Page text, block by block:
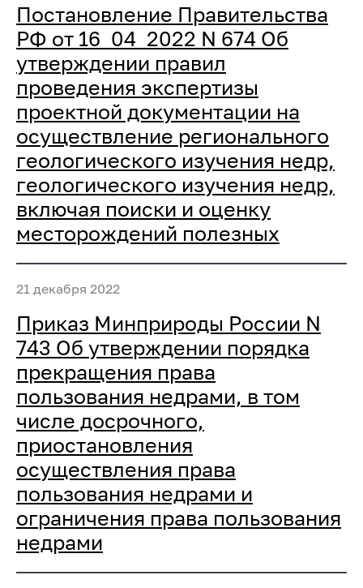
Постановление Правительства
РФ от 16_04_2022 N 674 Об
утверждении правил
проведения экспертизы
проектной документации на
осуществление регионального
геологического изучения недр,
геологического изучения недр,
включая поиски и оценку
месторождений полезных
21 декабря 2022
Приказ Минприроды России N
743 Об утверждении порядка
прекращения права
пользования недрами, в том
числе досрочного,
приостановления
осуществления права
пользования недрами и
ограничения права пользования
недрами